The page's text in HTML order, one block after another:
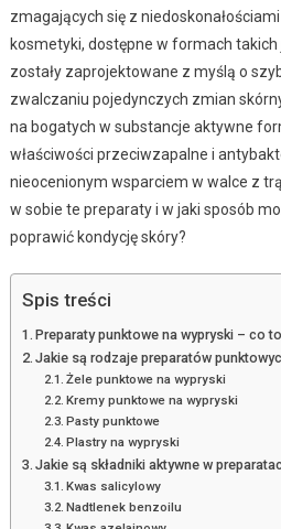
zmagających się z
kosmetyki, dostępne w formach takich
zostały zaprojektowane z myślą o
zwalczaniu pojedynczych zmian
na bogatych w substancje aktywne
właściwości przeciwzapalne i
nieocenionym wsparciem w walce z
w sobie te preparaty i w jaki sposób
poprawić kondycję skóry?
Spis treści
Preparaty punktowe na wypryski – co
Jakie są rodzaje preparatów
Żele punktowe na wypryski
Kremy punktowe na wypryski
Pasty punktowe
Plastry na wypryski
Jakie są składniki aktywne w
Kwas salicylowy
Nadtlenek benzoilu